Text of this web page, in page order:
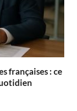
françaises : ce